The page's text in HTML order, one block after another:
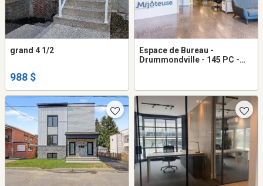
grand 4 1/2
988 $
Espace de Bureau -
Drummondville - 145 PC -